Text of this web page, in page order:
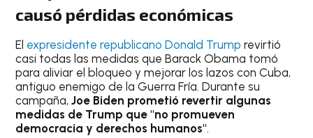
causó pérdidas económicas
El expresidente republicano Donald Trumprevirtió
casi todas las medidas que Barack Obama tomó
para aliviar el bloqueo y mejorar los lazos con Cuba,
antiguo enemigo de la Guerra Fría. Durante su
campaña,Joe Biden prometió revertir algunas
medidas de Trump que "no promueven
democracia y derechos humanos".